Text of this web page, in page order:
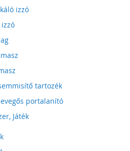
izzó
tartozék
portalanító
Játék